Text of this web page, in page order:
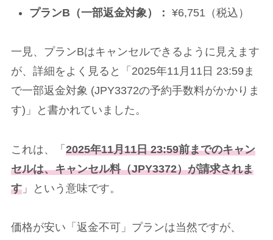
プランB（一部返金対象）： ¥6,751（税込）
一見、プランBはキャンセルできるように見えます
が、詳細をよく見ると「2025年11月11日 23:59ま
で一部返金対象 (JPY3372の予約手数料がかかりま
す)」と書かれていました。
これは、「 2025年11月11日 23:59前までのキャン
セルは、キャンセル料（JPY3372）が請求されま
す 」という意味です。
価格が安い「返金不可」プランは当然ですが、